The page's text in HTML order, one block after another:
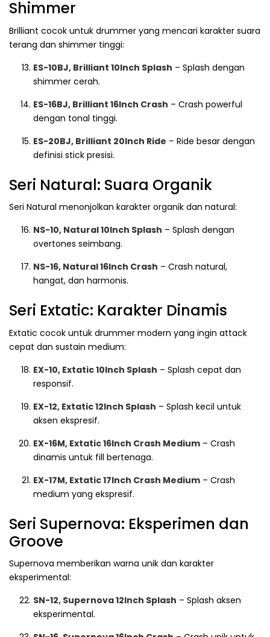
Shimmer
Brilliant cocok untuk drummer yang mencari karakter suara
terang dan shimmer tinggi:
ES-10BJ, Brilliant 10Inch Splash – Splash dengan
shimmer cerah.
ES-16BJ, Brilliant 16Inch Crash – Crash powerful
dengan tonal tinggi.
ES-20BJ, Brilliant 20Inch Ride – Ride besar dengan
definisi stick presisi.
Seri Natural: Suara Organik
Seri Natural menonjolkan karakter organik dan natural:
NS-10, Natural 10Inch Splash – Splash dengan
overtones seimbang.
NS-16, Natural 16Inch Crash – Crash natural,
hangat, dan harmonis.
Seri Extatic: Karakter Dinamis
Extatic cocok untuk drummer modern yang ingin attack
cepat dan sustain medium:
EX-10, Extatic 10Inch Splash – Splash cepat dan
responsif.
EX-12, Extatic 12Inch Splash – Splash kecil untuk
aksen ekspresif.
EX-16M, Extatic 16Inch Crash Medium – Crash
dinamis untuk fill bertenaga.
EX-17M, Extatic 17Inch Crash Medium – Crash
medium yang ekspresif.
Seri Supernova: Eksperimen dan
Groove
Supernova memberikan warna unik dan karakter
eksperimental:
SN-12, Supernova 12Inch Splash – Splash aksen
eksperimental.